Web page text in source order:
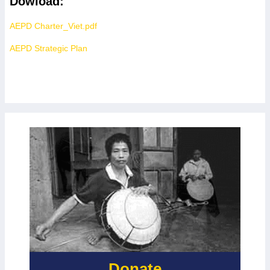
AEPD Charter_Viet.pdf
AEPD Strategic Plan